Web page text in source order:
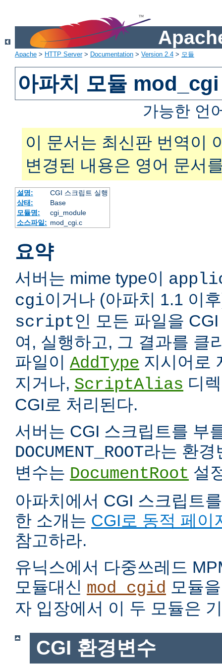
Apache > HTTP Server> Documentation > Version 2.4 > 모듈
아파치 모듈 mod_cgi
가능한 언
이 문서는 최신판 번역이
변경된 내용은 영어 문서
설명:
CGI 스크립트 실행
상태:
Base
모듈명:
cgi_module
소스파일: mod_cgi.c
요약
서버는 mime type이
cgi이거나 (아파치 1.1 이
script인 모든 파일을
여, 실행하고, 그 결과를 클
파일이 AddType 지시어로
지거나, ScriptAlias 디
CGI로 처리된다.
서버는 CGI 스크립트를 부
DOCUMENT_ROOT라는 환경
변수는 DocumentRoot 설
아파치에서 CGI 스크립트
한 소개는 CGI로 동적 페이
참고하라.
유닉스에서 다중쓰레드
모듈대신 mod_cgid 모듈
자 입장에서 이 두 모듈은
CGI 환경변수